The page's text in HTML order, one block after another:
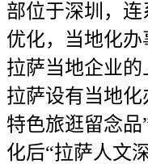
部位于深圳，
优化，当地化
拉萨当地企业
拉萨设有当地
特色旅逛留念品
化后“拉萨人文